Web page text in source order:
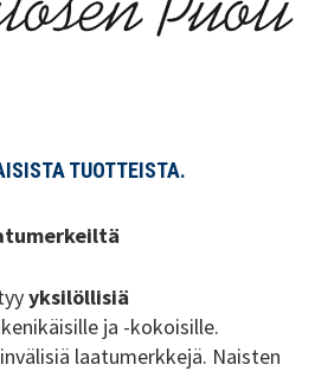
TUOTTEISTA.
yksilöllisiä
ja -kokoisille.
laatumerkkejä. Naisten